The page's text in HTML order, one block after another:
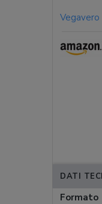
Vegavero
DATI
Formato